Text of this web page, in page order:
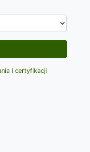
i certyfikacji